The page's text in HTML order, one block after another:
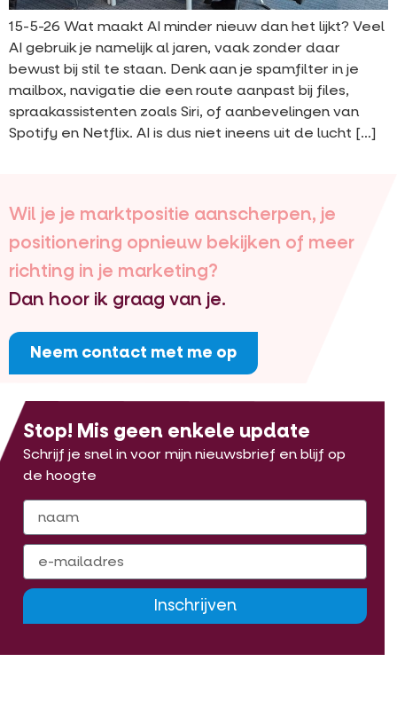
15-5-26 Wat maakt AI minder nieuw dan het lijkt? Veel
AI gebruik je namelijk al jaren, vaak zonder daar
bewust bij stil te staan. Denk aan je spamfilter in je
mailbox, navigatie die een route aanpast bij files,
spraakassistenten zoals Siri, of aanbevelingen van
Spotify en Netflix. AI is dus niet ineens uit de lucht […]
Wil je je marktpositie aanscherpen, je
positionering opnieuw bekijken of meer
richting in je marketing?
Dan hoor ik graag van je.
Neem contact met me op
Stop! Mis geen enkele update
Schrijf je snel in voor mijn nieuwsbrief en blijf op
de hoogte
Inschrijven